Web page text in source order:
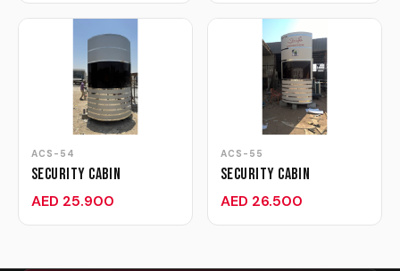
ACS-54
Security Cabin
AED 25.900
ACS-55
Security Cabin
AED 26.500